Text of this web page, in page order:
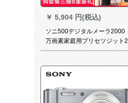
￥ 5,904 円(税込)
ソニ500デジタルメーラ2000
万画素家庭用プリセツジット2